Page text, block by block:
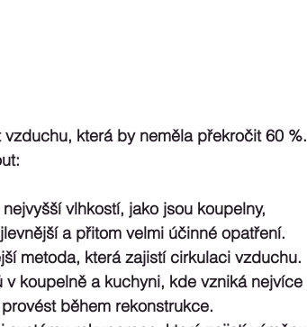
vzduchu, která by neměla překročit 60 %.
vlhkostí, jako jsou koupelny,
a přitom velmi účinné opatření.
metoda, která zajistí cirkulaci vzduchu.
v koupelně a kuchyni, kde vzniká nejvíce
během rekonstrukce.